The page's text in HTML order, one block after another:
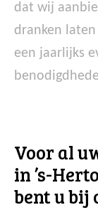
dat wij
dranken
een jaarlijks
Voor al
in ’s-
bent u bij